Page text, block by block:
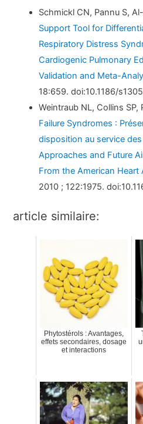
Schmickl CN, Pannu S,
Support Tool for
Respiratory Distress
Cardiogenic Pulmonary
Validation and Meta-
18:659. doi:10.1186/
Weintraub NL, Collins SP,
Failure Syndromes :
disposition au service
Approaches and Future
From the American Heart
2010 ; 122:1975.
article similaire:
Phytostérols : Avantages,
effets secondaires, dosage
et interactions